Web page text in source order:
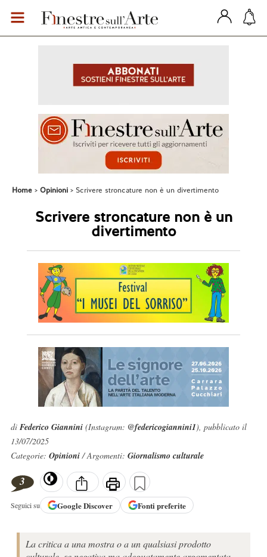
Home Opinioni Scrivere stroncature non è un divertimento
Scrivere stroncature non è un
divertimento
di Federico Giannini(Instagram: @federicogiannini1), pubblicato il
13/07/2025
Categorie: Opinioni/ Argomenti: Giornalismo culturale
3
Seguici su GoogleDiscover Fonti preferite
La critica a una mostra o a un qualsiasi prodotto